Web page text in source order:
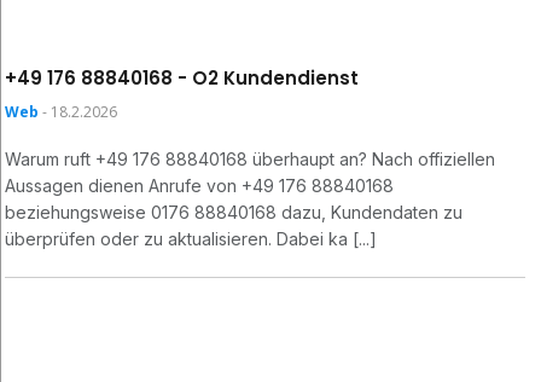
+49 176 88840168 - O2 Kundendienst
Web - 18.2.2026
Warum ruft +49 176 88840168 überhaupt an? Nach offiziellen
Aussagen dienen Anrufe von +49 176 88840168
beziehungsweise 0176 88840168 dazu, Kundendaten zu
überprüfen oder zu aktualisieren. Dabei ka [...]